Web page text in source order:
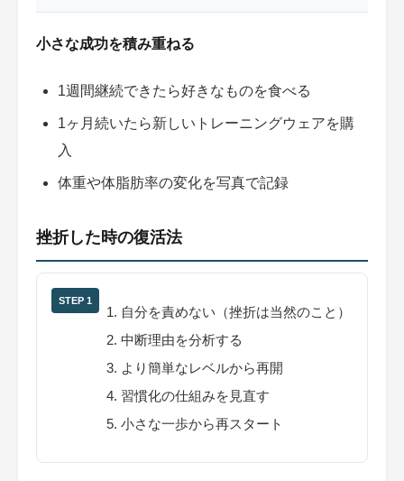
小さな成功を積み重ねる
1週間継続できたら好きなものを食べる
1ヶ月続いたら新しいトレーニングウェアを購
入
体重や体脂肪率の変化を写真で記録
挫折した時の復活法
STEP 1
自分を責めない（挫折は当然のこと）
中断理由を分析する
より簡単なレベルから再開
習慣化の仕組みを見直す
小さな一歩から再スタート